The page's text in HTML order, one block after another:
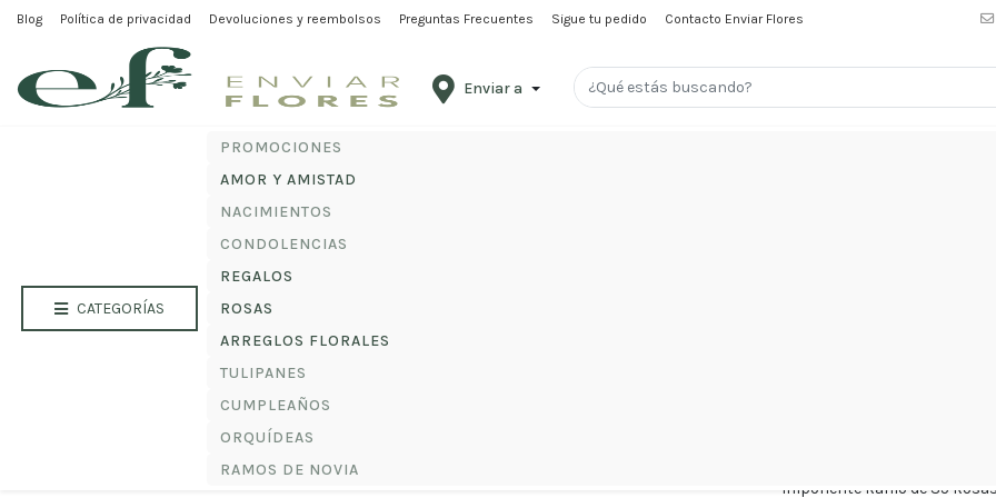
Blog Política de privacidad Devoluciones y reembolsos Preguntas Frecuentes Sigue tu pedido Contacto Enviar Flores
Enviar a
CATEGORÍAS
PROMOCIONES
AMOR Y AMISTAD
NACIMIENTOS
CONDOLENCIAS
REGALOS
ROSAS
ARREGLOS FLORALES
TULIPANES
CUMPLEAÑOS
ORQUÍDEAS
RAMOS DE NOVIA
Inicio/Amor y Amistad/ Ramo 35 Rosas Rojas Premium
Debes elegir un lugar para el envío antes de comenzar
Imponente Ramo de 35